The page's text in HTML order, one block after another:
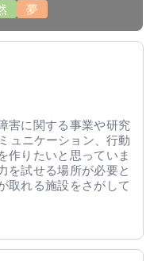
夢
害に関する事業や研究
ュニケーション、行動
作りたいと思っていま
を試せる場所が必要と
取れる施設をさがして